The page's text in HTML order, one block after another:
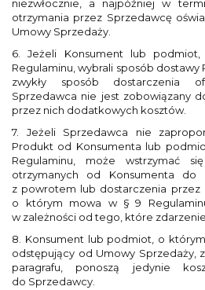
niezwłocznie, a najpóźniej w
otrzymania przez Sprzedawcę
Umowy Sprzedaży.
6. Jeżeli Konsument lub
Regulaminu, wybrali sposób dostawy
zwykły sposób dostarczenia
Sprzedawca nie jest zobowiązany
przez nich dodatkowych kosztów.
7. Jeżeli Sprzedawca nie
Produkt od Konsumenta lub
Regulaminu, może wstrzymać
otrzymanych od Konsumenta do
z powrotem lub dostarczenia przez
o którym mowa w § 9
w zależności od tego, które
8. Konsument lub podmiot, o
odstępujący od Umowy Sprzedaży,
paragrafu, ponoszą jedynie
do Sprzedawcy.